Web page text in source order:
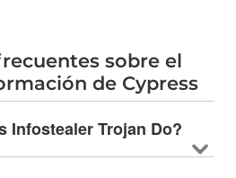
sobre el
de Cypress
Infostealer Trojan Do?